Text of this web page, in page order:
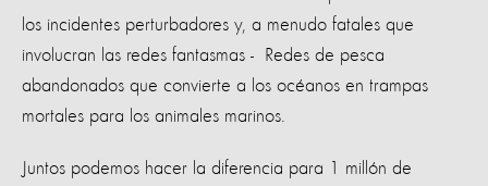
los incidentes perturbadores y, a menudo fatales que
involucran las redes fantasmas - Redes de pesca
abandonados que convierte a los océanos en trampas
mortales para los animales marinos.
Juntos podemos hacer la diferencia para 1 millón de